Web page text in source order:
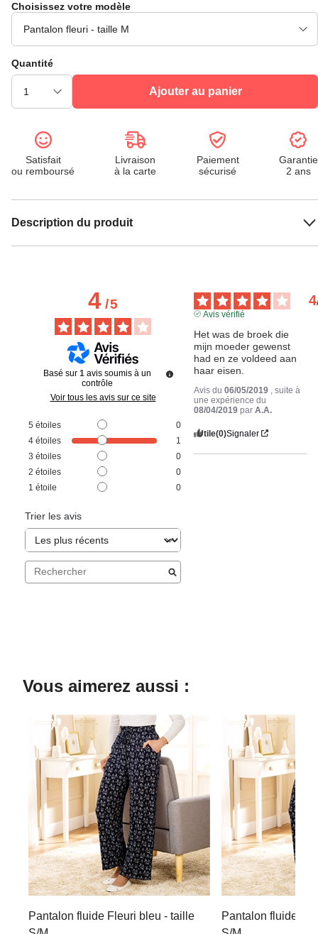
Choisissez votre modèle
Quantité
Ajouter au panier
Satisfait
ou remboursé
Livraison
à la carte
Paiement
sécurisé
Garantie
2 ans
Description du produit
4/5
Basé sur 1 avis soumis à un
contrôle
Voir tous les avis sur ce site
5 étoiles
0
4 étoiles
1
3 étoiles
0
2 étoiles
0
1 étoile 0
Trier les avis
4
Avis vérifié
Het was de broek die
mijn moeder gewenst
had en ze voldeed aan
haar eisen.
Avis du06/05/2019
, suite à
une expérience du
08/04/2019 parA.A.
Utile(0)Signaler
Vous aimerez aussi :
Pantalon fluide Fleuri bleu - taille
Pantalon fluide